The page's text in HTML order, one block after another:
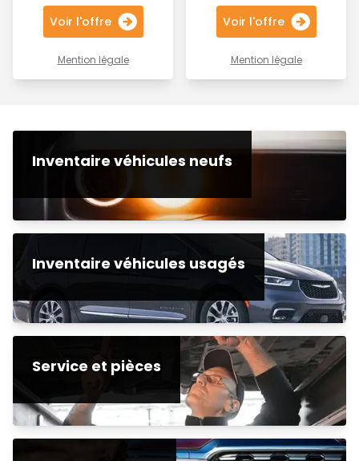
Voir l'offre
Mention légale
Voir l'offre
Mention légale
Inventaire véhicules neufs
Inventaire véhicules usagés
Service et pièces